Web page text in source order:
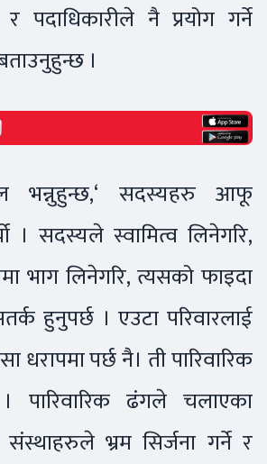
नै प्रयोग गर्ने
।
भन्नुहुन्छ,‘ सदस्यहरु आफू
। सदस्यले स्वामित्व लिनेगरि,
भाग लिनेगरि, त्यसको फाइदा
हुनुपर्छ । एउटा परिवारलाई
धरापमा पर्छ नै। ती पारिवारिक
पारिवारिक ढंगले चलाएका
भ्रम सिर्जना गर्ने र